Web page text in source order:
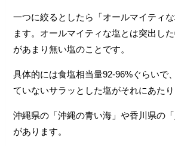
一つに絞るとしたら「オールマイティ
ます。オールマイティな塩とは突出し
があまり無い塩のことです。
具体的には食塩相当量92-96%ぐらいで
ていないサラッとした塩がそれにあたり
沖縄県の「沖縄の青い海」や香川県の
があります。